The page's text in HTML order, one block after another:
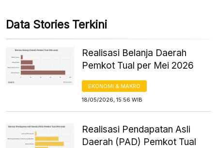
Data Stories Terkini
Realisasi Belanja Daerah
Pemkot Tual per Mei 2026
EKONOMI & MAKRO
18/05/2026, 15:56 WIB
Realisasi Pendapatan Asli
Daerah (PAD) Pemkot Tual